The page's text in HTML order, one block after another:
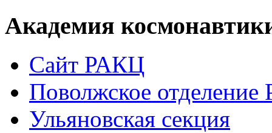
Академия
Сайт РАКЦ
Поволжское
Ульяновская секция